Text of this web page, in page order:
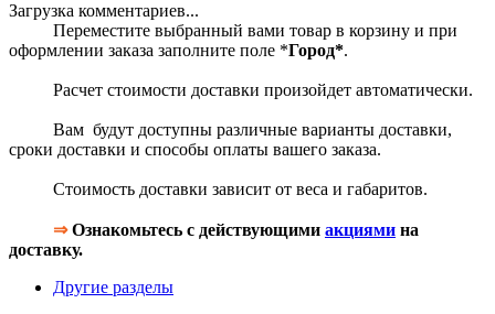
Загрузка комментариев...
Переместите выбранный вами товар в корзину и при
оформлении заказа заполните поле *Город*.
Расчет стоимости доставки произойдет автоматически.
Вам будут доступны различные варианты доставки,
сроки доставки и способы оплаты вашего заказа.
Стоимость доставки зависит от веса и габаритов.
⇒Ознакомьтесь с действующими акциями на
доставку.
Другие разделы